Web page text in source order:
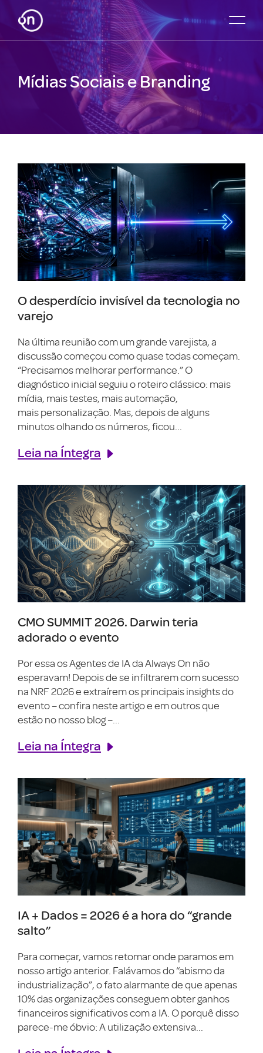
Mídias Sociais e Branding
O desperdício invisível da tecnologia no
varejo
Na última reunião com um grande varejista, a
discussão começou como quase todas começam.
“Precisamos melhorar performance.” O
diagnóstico inicial seguiu o roteiro clássico: mais
mídia, mais testes, mais automação,
mais personalização. Mas, depois de alguns
minutos olhando os números, ficou...
Leia na Íntegra
CMO SUMMIT 2026. Darwin teria
adorado o evento
Por essa os Agentes de IA da Always On não
esperavam! Depois de se infiltrarem com sucesso
na NRF 2026 e extraírem os principais insights do
evento – confira neste artigo e em outros que
estão no nosso blog –...
Leia na Íntegra
IA + Dados = 2026 é a hora do “grande
salto”
Para começar, vamos retomar onde paramos em
nosso artigo anterior. Falávamos do “abismo da
industrialização”, o fato alarmante de que apenas
10% das organizações conseguem obter ganhos
financeiros significativos com a IA. O porquê disso
parece-me óbvio: A utilização extensiva...